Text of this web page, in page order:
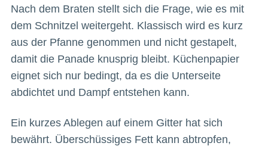
Nach dem Braten stellt sich die Frage, wie es mit
dem Schnitzel weitergeht. Klassisch wird es kurz
aus der Pfanne genommen und nicht gestapelt,
damit die Panade knusprig bleibt. Küchenpapier
eignet sich nur bedingt, da es die Unterseite
abdichtet und Dampf entstehen kann.
Ein kurzes Ablegen auf einem Gitter hat sich
bewährt. Überschüssiges Fett kann abtropfen,